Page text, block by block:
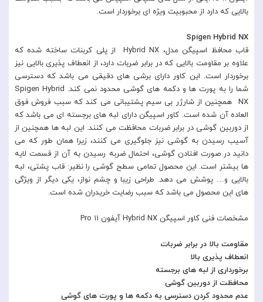
بالایی که دارد از محبوبیت ویژه ای برخوردار است.
Spigen Hybrid NX
قاب محافظ اسپیگن مدل، Hybrid NX از پلی کربنات ساخته شده که
علاوه بر مقاومت بالایی که در برابر ضربات دارد، از انعطاف پذیری بالایی نیز
برخوردار است. این کاور دارای برشی های دقیقی می باشد که دسترسی
شما را به پورت ها و دکمه های گوشی محدود نمی کند. Spigen Hybrid
NX همچنین از شارژر بی سیم پشتیبانی می کند که سبب فروش فوق
العاده آن شده است. کاور اسپیگن دارای لبه های برجسته ای می باشد که
از دوربین گوشی در برابر ضربات محافظت می کنند. این لبه ها همچنین از
آسیب رسیدن به گوشی نیز جلوگیری می کنند، زیرا همان طور که می
دانید در صورت افتادن گوشی، احتمال ضربه رسیدن به آن از قسمت لایه
ها بیشتر است. این محصول تمامی سطح گوشی را نظیر: قاب پشتی، لبه
بالایی و… پوشش می دهد. طراحی زیبا و چشم نواز، یکی دیگر از ویژگی
های این محصول می باشد که سبب رضایت خریدران شده است.
مشخصات فنی کاور اسپیگن Hybrid NX آیفون ۱۱ Pro
مقاومت بالا در برابر ضربات
انعطاف پذیری بالا
برخورداری از لبه های برجسته
محافظت از دوربین گوشی
عدم محدود کردن دسترسی به دکمه ها و پورت های گوشی